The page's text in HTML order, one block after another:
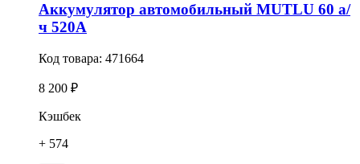
Аккумулятор автомобильный MUTLU 60 а/
ч 520А
Код товара: 471664
8 200 ₽
Кэшбек
+ 574